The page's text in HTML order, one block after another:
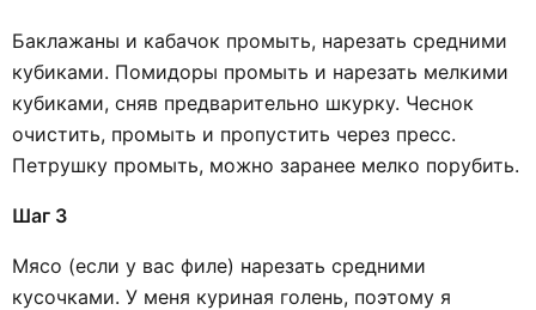
Баклажаны и кабачок промыть, нарезать средними
кубиками. Помидоры промыть и нарезать мелкими
кубиками, сняв предварительно шкурку. Чеснок
очистить, промыть и пропустить через пресс.
Петрушку промыть, можно заранее мелко порубить.
Шаг 3
Мясо (если у вас филе) нарезать средними
кусочками. У меня куриная голень, поэтому я